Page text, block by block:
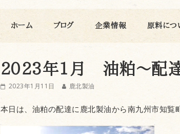
ホーム ブログ 企業情報 原料につ
2023年1月 油粕～配
2023年1月11日 鹿北製油
本日は、油粕の配達に鹿北製油から南九州市知覧